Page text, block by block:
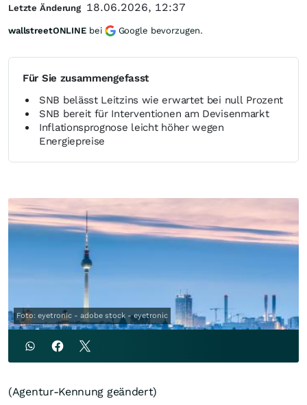
Für Sie zusammengefasst
SNB belässt Leitzins wie erwartet bei null Prozent
SNB bereit für Interventionen am Devisenmarkt
Inflationsprognose leicht höher wegen
Energiepreise
Foto: eyetronic - adobe stock - eyetronic
(Agentur-Kennung geändert)
Letzte Änderung 18.06.2026, 12:37
wallstreetONLINE bei Google bevorzugen.